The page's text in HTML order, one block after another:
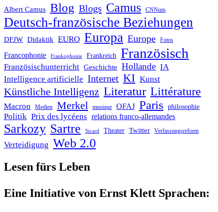
Albert Camus Blog Blogs Camus CNNum
Deutsch-französische Beziehungen
DFJW Didaktik EURO Europa Europe Fotos
Francophonie Frankophonie Frankreich Französisch
Französischunterricht Geschichte Hollande IA
Intelligence artificielle Internet KI Kunst
Künstliche Intelligenz Literatur Littérature
Macron Medien Merkel musique OFAJ Paris philosophie
Politik Prix des lycéens relations franco-allemandes
Sarkozy Sartre Sicard Theater Twitter Verfassungsreform
Verteidigung Web 2.0
Lesen fürs Leben
Eine Initiative von Ernst Klett Sprachen: